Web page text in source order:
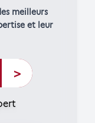
meilleurs
et leur
>